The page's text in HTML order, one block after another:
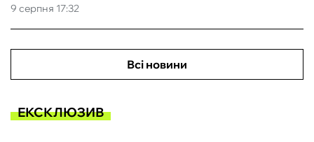
9 серпня 17:32
Всі новини
ЕКСКЛЮЗИВ